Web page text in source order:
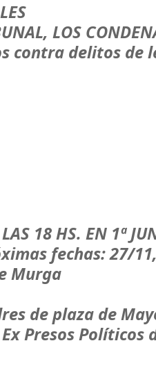
LOS
contra delitos de
18 HS. EN 1ª
fechas: 27/
Murga
de plaza de
Presos Políticos